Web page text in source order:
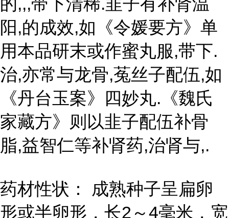
阳,的成效,如《令媛要方》单
用本品研末或作蜜丸服,带下.
治,亦常与龙骨,菟丝子配伍,如
《丹台玉案》四妙丸.《魏氏
家藏方》则以韭子配伍补骨
脂,益智仁等补肾药,治肾与,.
药材性状： 成熟种子呈扁卵
形或半卵形，长2～4毫米，宽